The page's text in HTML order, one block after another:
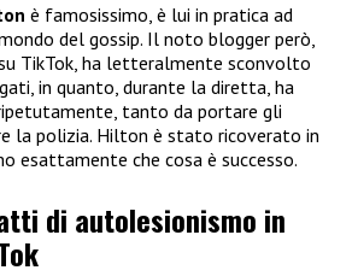
è famosissimo, è lui in pratica ad
del gossip. Il noto blogger però,
TikTok, ha letteralmente sconvolto
in quanto, durante la diretta, ha
tanto da portare gli
la polizia. Hilton è stato ricoverato in
esattamente che cosa è successo.
di autolesionismo in